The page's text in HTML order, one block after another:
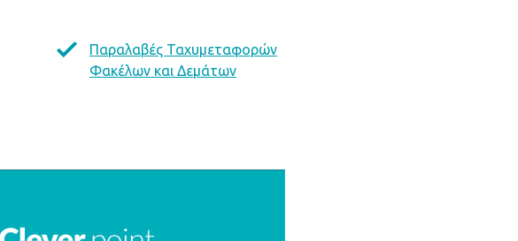
Παραλαβές Ταχυμεταφορών
Φακέλων και Δεμάτων